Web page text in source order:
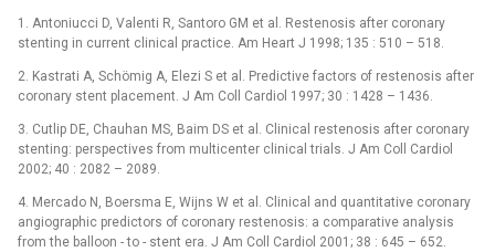
1. Antoniucci D, Valenti R, Santoro GM et al. Restenosis after coronary
stenting in current clinical practice. Am Heart J 1998; 135 : 510 –⁠ 518.
2. Kastrati A, Schömig A, Elezi S et al. Predictive factors of restenosis after
coronary stent placement. J Am Coll Cardiol 1997; 30 : 1428 –⁠ 1436.
3. Cutlip DE, Chauhan MS, Baim DS et al. Clinical restenosis after coronary
stenting: perspectives from multicenter clinical trials. J Am Coll Cardiol
2002; 40 : 2082 –⁠ 2089.
4. Mercado N, Boersma E, Wijns W et al. Clinical and quantitative coronary
angiographic predictors of coronary restenosis: a comparative analysis
from the balloon -⁠ to -⁠ stent era. J Am Coll Cardiol 2001; 38 : 645 –⁠ 652.